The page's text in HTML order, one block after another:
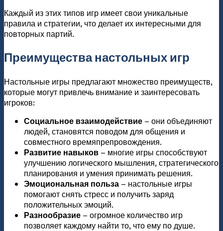
Каждый из этих типов игр имеет свои уникальные
правила и стратегии, что делает их интересными для
повторных партий.
Преимущества настольных игр
Настольные игры предлагают множество преимуществ,
которые могут привлечь внимание и заинтересовать
игроков:
Социальное взаимодействие – они объединяют
людей, становятся поводом для общения и
совместного времяпрепровождения.
Развитие навыков – многие игры способствуют
улучшению логического мышления, стратегического
планирования и умения принимать решения.
Эмоциональная польза – настольные игры
помогают снять стресс и получить заряд
положительных эмоций.
Разнообразие – огромное количество игр
позволяет каждому найти то, что ему по душе.